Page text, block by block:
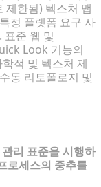
제한됨) 텍스처 맵
정 플랫폼 요구 사
표준 웹 및
Look 기능의
적 및 텍스처 제
동 리토폴로지 및
리 표준을 시행하
로세스의 중추를